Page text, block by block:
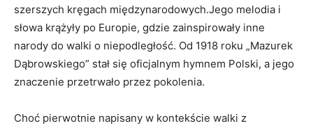
⁣szerszych kręgach międzynarodowych.Jego melodia i
słowa krążyły po Europie,⁣ gdzie zainspirowały inne
narody​ do walki o niepodległość. Od 1918 roku „Mazurek
Dąbrowskiego” stał się oficjalnym ‌hymnem Polski, a jego
znaczenie przetrwało przez pokolenia.
Choć pierwotnie napisany w kontekście walki z